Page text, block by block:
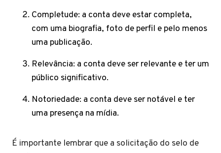
Completude: a conta deve estar completa,
com uma biografia, foto de perfil e pelo menos
uma publicação.
Relevância: a conta deve ser relevante e ter um
público significativo.
Notoriedade: a conta deve ser notável e ter
uma presença na mídia.
É importante lembrar que a solicitação do selo de